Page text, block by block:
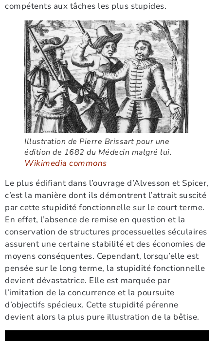
compétents aux tâches les plus stupides.
Illustration de Pierre Brissart pour une
édition de 1682 du Médecin malgré lui.
Wikimedia commons
Le plus édifiant dans l’ouvrage d’Alvesson et Spicer,
c’est la manière dont ils démontrent l’attrait suscité
par cette stupidité fonctionnelle sur le court terme.
En effet, l’absence de remise en question et la
conservation de structures processuelles séculaires
assurent une certaine stabilité et des économies de
moyens conséquentes. Cependant, lorsqu’elle est
pensée sur le long terme, la stupidité fonctionnelle
devient dévastatrice. Elle est marquée par
l’imitation de la concurrence et la poursuite
d’objectifs spécieux. Cette stupidité pérenne
devient alors la plus pure illustration de la bêtise.